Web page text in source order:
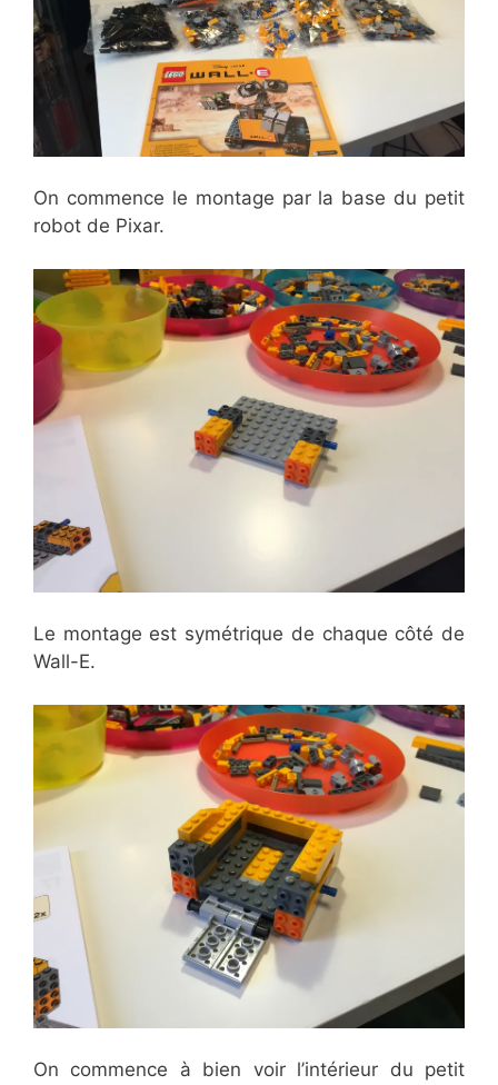
On commence le montage par la base du petit
robot de Pixar.
Le montage est symétrique de chaque côté de
Wall-E.
On commence à bien voir l’intérieur du petit